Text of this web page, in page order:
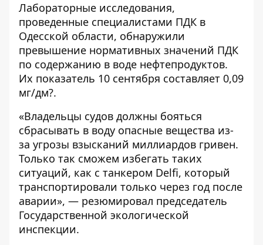
Лабораторные исследования,
проведенные специалистами ПДК в
Одесской области, обнаружили
превышение нормативных значений ПДК
по содержанию в воде нефтепродуктов.
Их показатель 10 сентября составляет 0,09
мг/дм?.
«Владельцы судов должны бояться
сбрасывать в воду опасные вещества из-
за угрозы взысканий миллиардов гривен.
Только так сможем избегать таких
ситуаций, как с танкером Delfi, который
транспортировали только через год после
аварии», — резюмировал председатель
Государственной экологической
инспекции.